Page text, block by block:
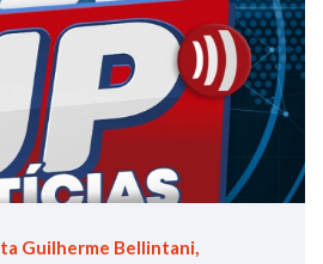
Guilherme Bellintani,